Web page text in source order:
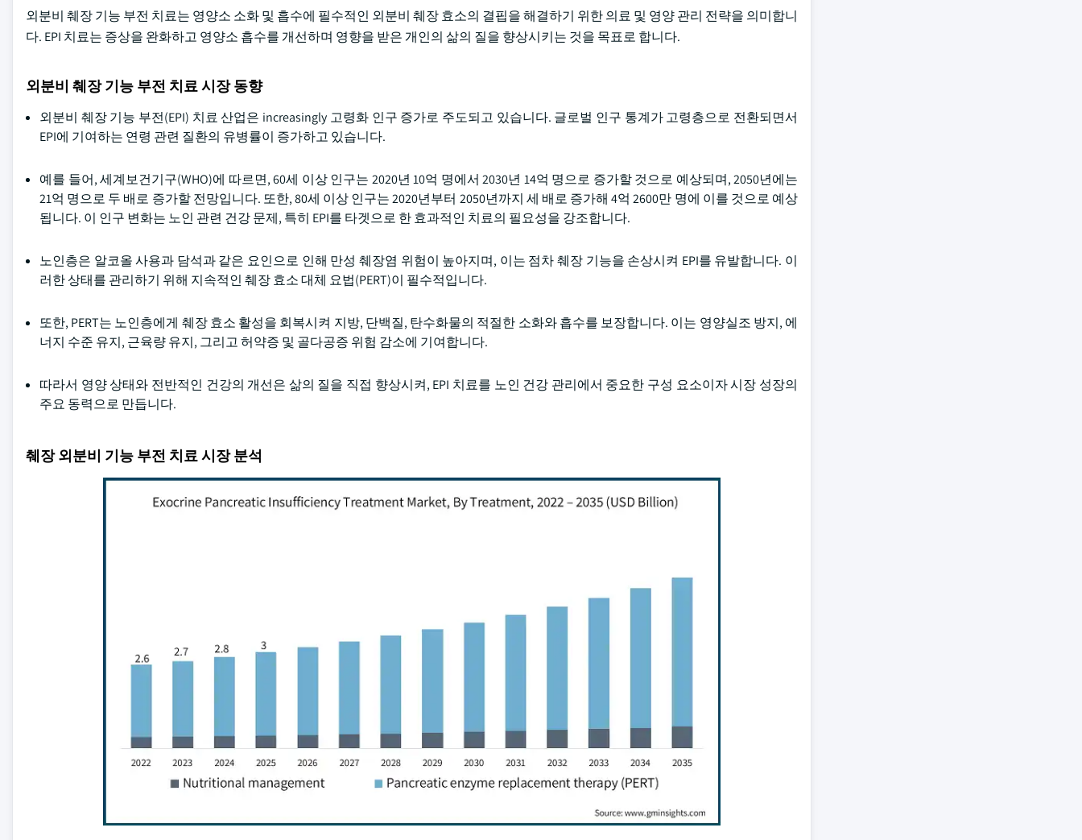
외분비 췌장 기능 부전 치료는 영양소 소화 및 흡수에 필수적인 외분비 췌장 효소의 결핍을 해결하기 위한 의료 및 영양 관리 전략을 의미합니
다. EPI 치료는 증상을 완화하고 영양소 흡수를 개선하며 영향을 받은 개인의 삶의 질을 향상시키는 것을 목표로 합니다.
외분비 췌장 기능 부전 치료 시장 동향
외분비 췌장 기능 부전(EPI) 치료 산업은 increasingly 고령화 인구 증가로 주도되고 있습니다. 글로벌 인구 통계가 고령층으로 전환되면서
EPI에 기여하는 연령 관련 질환의 유병률이 증가하고 있습니다.
예를 들어, 세계보건기구(WHO)에 따르면, 60세 이상 인구는 2020년 10억 명에서 2030년 14억 명으로 증가할 것으로 예상되며, 2050년에는
21억 명으로 두 배로 증가할 전망입니다. 또한, 80세 이상 인구는 2020년부터 2050년까지 세 배로 증가해 4억 2600만 명에 이를 것으로 예상
됩니다. 이 인구 변화는 노인 관련 건강 문제, 특히 EPI를 타겟으로 한 효과적인 치료의 필요성을 강조합니다.
노인층은 알코올 사용과 담석과 같은 요인으로 인해 만성 췌장염 위험이 높아지며, 이는 점차 췌장 기능을 손상시켜 EPI를 유발합니다. 이
러한 상태를 관리하기 위해 지속적인 췌장 효소 대체 요법(PERT)이 필수적입니다.
또한, PERT는 노인층에게 췌장 효소 활성을 회복시켜 지방, 단백질, 탄수화물의 적절한 소화와 흡수를 보장합니다. 이는 영양실조 방지, 에
너지 수준 유지, 근육량 유지, 그리고 허약증 및 골다공증 위험 감소에 기여합니다.
따라서 영양 상태와 전반적인 건강의 개선은 삶의 질을 직접 향상시켜, EPI 치료를 노인 건강 관리에서 중요한 구성 요소이자 시장 성장의
주요 동력으로 만듭니다.
췌장 외분비 기능 부전 치료 시장 분석